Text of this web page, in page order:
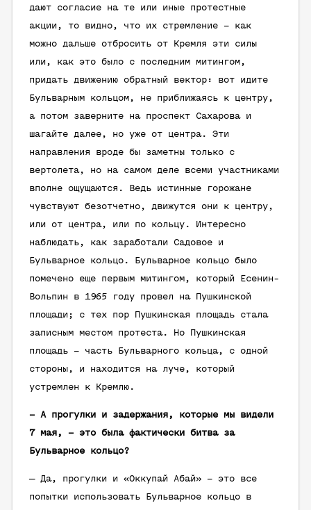
дают согласие на те или иные протестные
акции, то видно, что их стремление – как
можно дальше отбросить от Кремля эти силы
или, как это было с последним митингом,
придать движению обратный вектор: вот идите
Бульварным кольцом, не приближаясь к центру,
а потом заверните на проспект Сахарова и
шагайте далее, но уже от центра. Эти
направления вроде бы заметны только с
вертолета, но на самом деле всеми участниками
вполне ощущаются. Ведь истинные горожане
чувствуют безотчетно, движутся они к центру,
или от центра, или по кольцу. Интересно
наблюдать, как заработали Садовое и
Бульварное кольцо. Бульварное кольцо было
помечено еще первым митингом, который Есенин-
Вольпин в 1965 году провел на Пушкинской
площади; с тех пор Пушкинская площадь стала
записным местом протеста. Но Пушкинская
площадь – часть Бульварного кольца, с одной
стороны, и находится на луче, который
устремлен к Кремлю.
– А прогулки и задержания, которые мы видели
7 мая, – это была фактически битва за
Бульварное кольцо?
— Да, прогулки и «Оккупай Абай» – это все
попытки использовать Бульварное кольцо в